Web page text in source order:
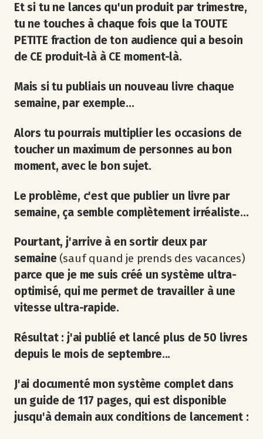
Et si tu ne lances qu'un produit par trimestre,
tu ne touches à chaque fois que la TOUTE
PETITE fraction de ton audience qui a besoin
de CE produit-là à CE moment-là.
Mais si tu publiais un nouveau livre chaque
semaine, par exemple...
Alors tu pourrais multiplier les occasions de
toucher un maximum de personnes au bon
moment, avec le bon sujet.
Le problème, c'est que publier un livre par
semaine, ça semble complètement irréaliste...
Pourtant, j'arrive à en sortir deux par
semaine (sauf quand je prends des vacances)
parce que je me suis créé un système ultra-
optimisé, qui me permet de travailler à une
vitesse ultra-rapide.
Résultat : j'ai publié et lancé plus de 50 livres
depuis le mois de septembre...
J'ai documenté mon système complet dans
un guide de 117 pages, qui est disponible
jusqu'à demain aux conditions de lancement :